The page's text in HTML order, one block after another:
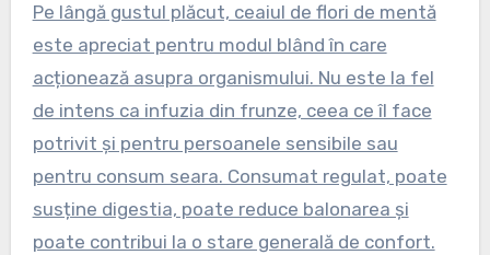
Pe lângă gustul plăcut, ceaiul de flori de mentă
este apreciat pentru modul blând în care
acționează asupra organismului. Nu este la fel
de intens ca infuzia din frunze, ceea ce îl face
potrivit și pentru persoanele sensibile sau
pentru consum seara. Consumat regulat, poate
susține digestia, poate reduce balonarea și
poate contribui la o stare generală de confort.